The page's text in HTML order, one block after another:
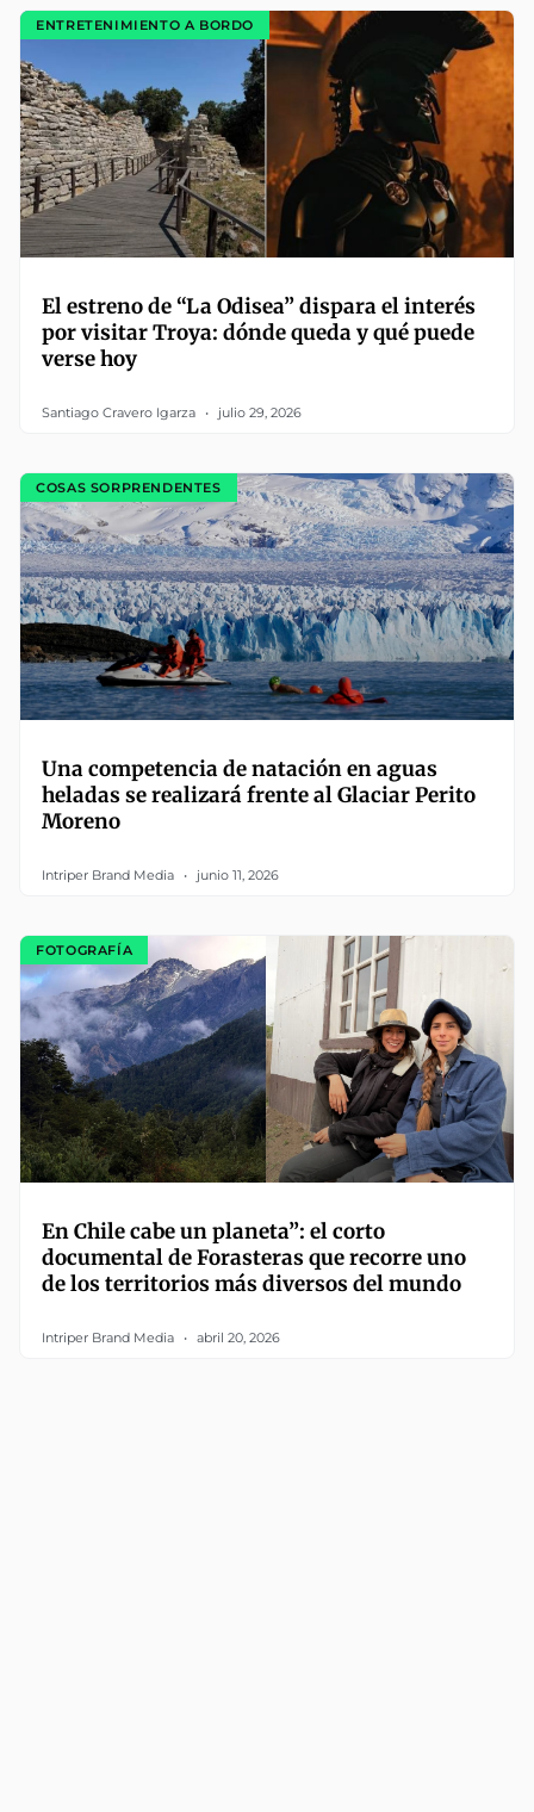
ENTRETENIMIENTO A BORDO
El estreno de “La Odisea” dispara el interés
por visitar Troya: dónde queda y qué puede
verse hoy
Santiago Cravero Igarza julio 29, 2026
COSAS SORPRENDENTES
Una competencia de natación en aguas
heladas se realizará frente al Glaciar Perito
Moreno
Intriper Brand Media junio 11, 2026
FOTOGRAFÍA
En Chile cabe un planeta”: el corto
documental de Forasteras que recorre uno
de los territorios más diversos del mundo
Intriper Brand Media abril 20, 2026